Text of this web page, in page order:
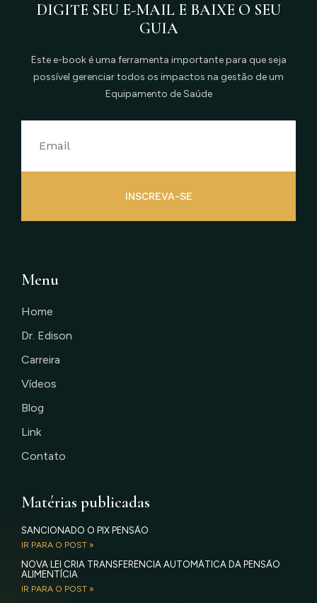
DIGITE SEU E-MAIL E BAIXE O SEU
GUIA
Este e-book é uma ferramenta importante para que seja
possível gerenciar todos os impactos na gestão de um
Equipamento de Saúde
INSCREVA-SE
Menu
Home
Dr. Edison
Carreira
Vídeos
Blog
Link
Contato
Matérias publicadas
SANCIONADO O PIX PENSÃO
IR PARA O POST »
NOVA LEI CRIA TRANSFERÊNCIA AUTOMÁTICA DA PENSÃO
ALIMENTÍCIA
IR PARA O POST »